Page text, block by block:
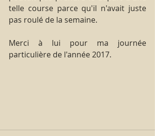
telle course parce qu'il n'avait juste
pas roulé de la semaine.
Merci à lui pour ma journée
particulière de l'année 2017.